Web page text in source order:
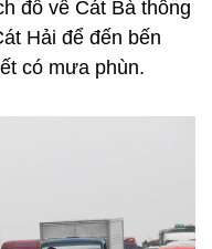
đổ về Cát Bà thông
Hải để đến bến
có mưa phùn.